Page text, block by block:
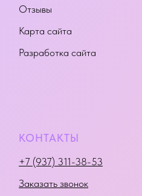
Отзывы
Карта сайта
Разработка сайта
КОНТАКТЫ
+7 (937) 311-38-53
Заказать звонок